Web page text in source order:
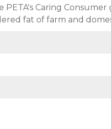
Caring Consumer
fat of farm and